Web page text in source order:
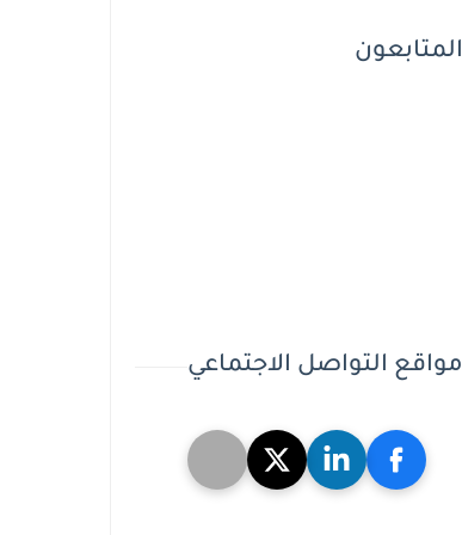
المتابعون
مواقع التواصل الاجتماعي